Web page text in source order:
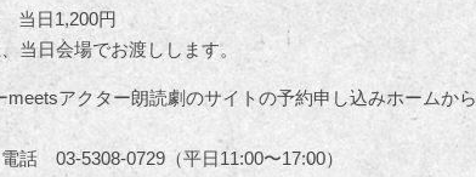
当日1,200円
当日会場でお渡しします。
アクター朗読劇のサイトの予約申し込みホームか
話 03-5308-0729（平日11:00〜17:00）